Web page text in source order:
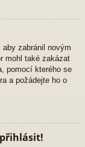
zabránil novým
mohl také zakázat
pomocí kterého se
a požádejte ho o